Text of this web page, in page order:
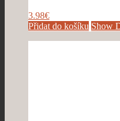
3.98€
Přidat do košíku Show